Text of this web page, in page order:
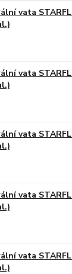
vata
vata
vata
vata
vata